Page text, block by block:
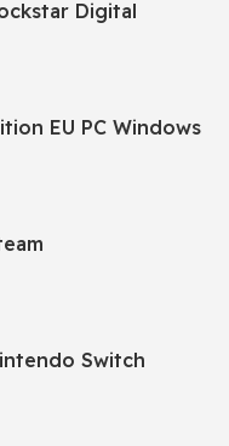
Digital
EU PC Windows
Switch